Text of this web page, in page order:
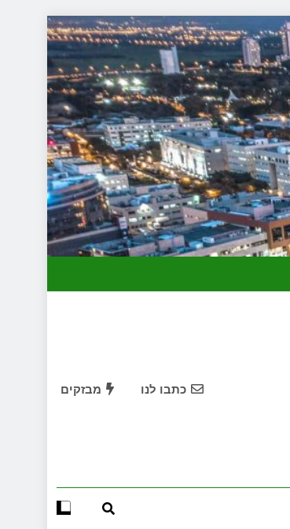
שירותי הקריינות המקצועיים של ויקטוריה
כלה במרכז: הבחירה הנכונה ליום הגדול שלך
כתבו לנו מבזקים